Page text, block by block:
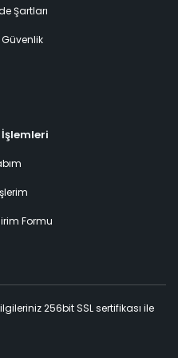
Şartları
İşlemleri
Formu
256bit SSL sertifikası ile